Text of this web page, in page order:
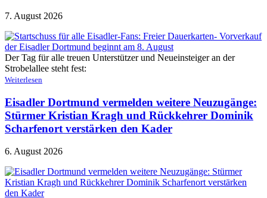
7. August 2026
Der Tag für alle treuen Unterstützer und Neueinsteiger an der
Strobelallee steht fest:
Weiterlesen
Eisadler Dortmund vermelden weitere Neuzugänge:
Stürmer Kristian Kragh und Rückkehrer Dominik
Scharfenort verstärken den Kader
6. August 2026